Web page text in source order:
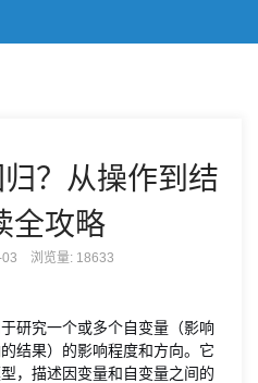
？从操作到结
全攻略
03 浏览量: 18633
研究一个或多个自变量（影响
结果）的影响程度和方向。它
，描述因变量和自变量之间的